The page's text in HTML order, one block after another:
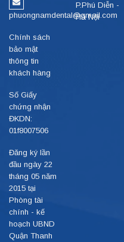
phuongnamdental@gmail.com
Chính sách
bảo mật
thông tin
khách hàng
Số Giấy
chứng nhận
ĐKDN:
01f8007506
Đăng ký lần
đầu ngày 22
tháng 05 năm
2015 tại
Phòng tài
chính - kế
hoạch UBND
Quận Thanh
P.Phú Diễn -
Hà Nội